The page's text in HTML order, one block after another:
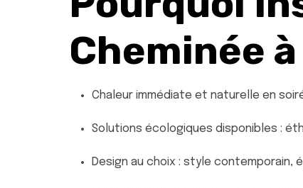
Cheminée
Chaleur immédiate et naturelle en
Solutions écologiques disponibles :
Design au choix : style contemporain,